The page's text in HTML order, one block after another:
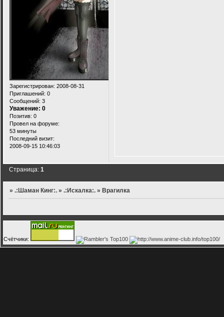
Зарегистрирован: 2008-08-31
Приглашений: 0
Сообщений: 3
Уважение: 0
Позитив: 0
Провел на форуме:
53 минуты
Последний визит:
2008-09-15 10:46:03
Страница:1
».:Шаман Кинг:. ».:Искалка:. » Врагилка
Счётчики: